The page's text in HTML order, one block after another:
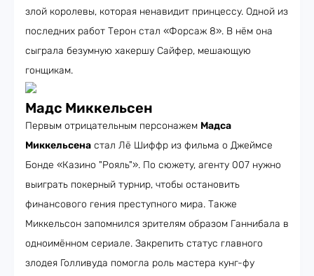
злой королевы, которая ненавидит принцессу. Одной из
последних работ Терон стал «Форсаж 8». В нём она
сыграла безумную хакершу Сайфер, мешающую
гонщикам.
Мадс Миккельсен
Первым отрицательным персонажем Мадса
Миккельсена стал Лё Шиффр из фильма о Джеймсе
Бонде «Казино "Рояль"». По сюжету, агенту 007 нужно
выиграть покерный турнир, чтобы остановить
финансового гения преступного мира. Также
Миккельсон запомнился зрителям образом Ганнибала в
одноимённом сериале. Закрепить статус главного
злодея Голливуда помогла роль мастера кунг-фу